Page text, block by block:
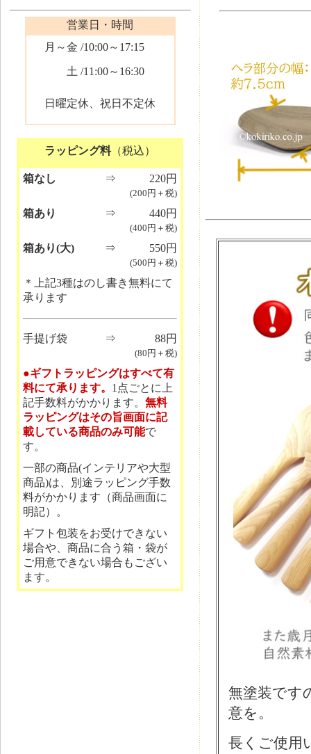
営業日・時間
月～金 /10:00～17:15
土 /11:00～16:30
日曜定休、祝日不定休
ラッピング料（税込）
箱なし ⇒ 220円
(200円＋税)
箱あり ⇒ 440円
(400円＋税)
箱あり(大) ⇒ 550円
(500円＋税)
＊上記3種はのし書き無料にて
承ります
手提げ袋 ⇒ 88円
(80円＋税)
●ギフトラッピングはすべて有
料にて承ります。 1点ごとに上
記手数料がかかります。 無料
ラッピングはその旨画面に記
載している商品のみ可能で
す。
一部の商品(インテリアや大型
商品)は、別途ラッピング手数
料がかかります（商品画面に
明記）。
ギフト包装をお受けできない
場合や、商品に合う箱・袋が
ご用意できない場合もござい
ます。
無塗装です
意を。
長くご使用